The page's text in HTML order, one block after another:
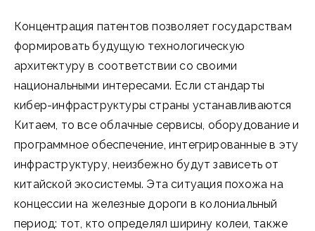
Концентрация патентов позволяет государствам
формировать будущую технологическую
архитектуру в соответствии со своими
национальными интересами. Если стандарты
кибер-инфраструктуры страны устанавливаются
Китаем, то все облачные сервисы, оборудование и
программное обеспечение, интегрированные в эту
инфраструктуру, неизбежно будут зависеть от
китайской экосистемы. Эта ситуация похожа на
концессии на железные дороги в колониальный
период: тот, кто определял ширину колеи, также